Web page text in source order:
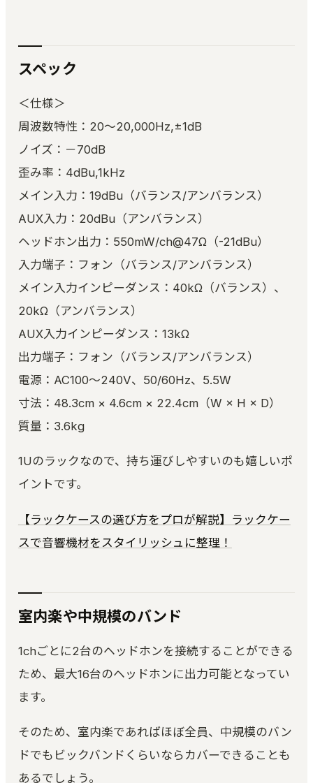
スペック
＜仕様＞
周波数特性：20～20,000Hz,±1dB
ノイズ：－70dB
歪み率：4dBu,1kHz
メイン入力：19dBu（バランス/アンバランス）
AUX入力：20dBu（アンバランス）
ヘッドホン出力：550mW/ch@47Ω（-21dBu）
入力端子：フォン（バランス/アンバランス）
メイン入力インピーダンス：40kΩ（バランス）、
20kΩ（アンバランス）
AUX入力インピーダンス：13kΩ
出力端子：フォン（バランス/アンバランス）
電源：AC100～240V、50/60Hz、5.5W
寸法：48.3cm × 4.6cm × 22.4cm（W × H × D）
質量：3.6kg
1Uのラックなので、持ち運びしやすいのも嬉しいポ
イントです。
【ラックケースの選び方をプロが解説】ラックケー
スで音響機材をスタイリッシュに整理！
室内楽や中規模のバンド
1chごとに2台のヘッドホンを接続することができる
ため、最大16台のヘッドホンに出力可能となってい
ます。
そのため、室内楽であればほぼ全員、中規模のバン
ドでもビックバンドくらいならカバーできることも
あるでしょう。